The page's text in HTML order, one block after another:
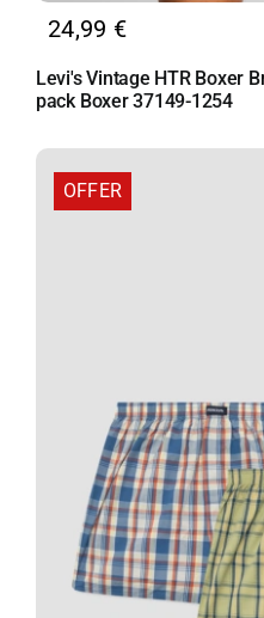
24,99 €
Levi's Vintage HTR Boxer
pack Boxer 37149-1254
OFFER